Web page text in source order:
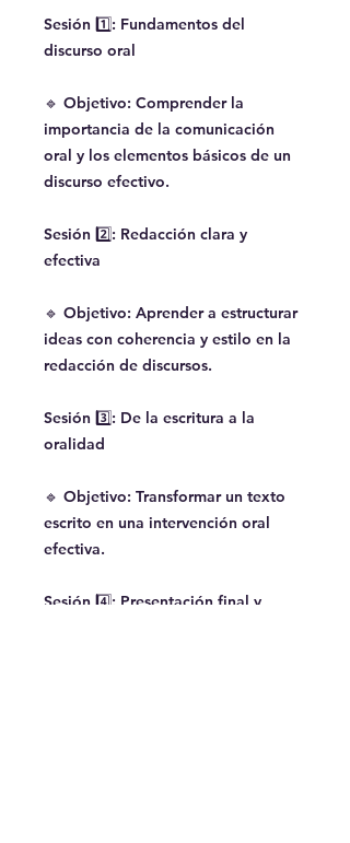
Sesión 1️⃣: Fundamentos del
discurso oral
🔹 Objetivo: Comprender la
importancia de la comunicación
oral y los elementos básicos de un
discurso efectivo.
Sesión 2️⃣: Redacción clara y
efectiva
🔹 Objetivo: Aprender a estructurar
ideas con coherencia y estilo en la
redacción de discursos.
Sesión 3️⃣: De la escritura a la
oralidad
🔹 Objetivo: Transformar un texto
escrito en una intervención oral
efectiva.
Sesión 4️⃣: Presentación final y